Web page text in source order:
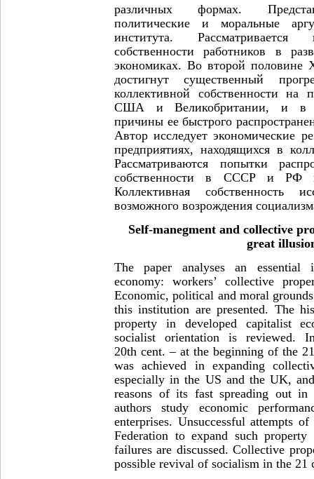
различных формах.
политические и моральные
института. Рассматривается
собственности работников в
экономиках. Во второй
достигнут существенный
коллективной собственности на
США и Великобритании, и в
причины ее быстрого
Автор исследует экономические
предприятиях, находящихся в
Рассматриваются попытки
собственности в СССР и РФ
Коллективная собственность
возможного возрождения
Self-manegment and collective
great
The paper analyses an
economy: workers’ collective
Economic, political and moral
this institution are presented. The
property in developed capitalist
socialist orientation is reviewed.
20th cent. – at the beginning of the 21
was achieved in expanding
especially in the US and the UK,
reasons of its fast spreading out
authors study economic
enterprises. Unsuccessful attempts
Federation to expand such
failures are discussed. Collective
possible revival of socialism in the 21